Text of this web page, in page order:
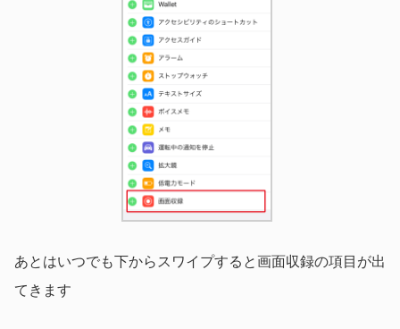
あとはいつでも下からスワイプすると画面収録の項目が出
てきます